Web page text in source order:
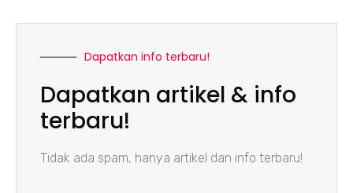
Dapatkan info terbaru!
Dapatkan artikel & info
terbaru!
Tidak ada spam, hanya artikel dan info terbaru!